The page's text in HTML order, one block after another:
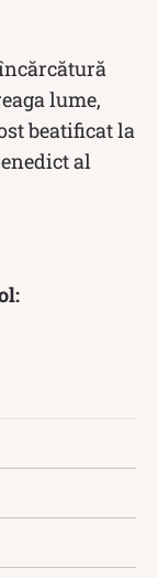
lume,
beatificat la
al